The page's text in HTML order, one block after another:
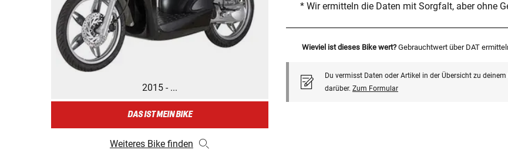
2015 - ...
DAS IST MEIN BIKE
Weiteres Bike finden
* Wir ermitteln die Daten mit Sorgfalt, aber ohne
Wieviel ist dieses Bike wert? Gebrauchtwert über DAT
Du vermisst Daten oder Artikel in der Übersicht zu
darüber. Zum Formular